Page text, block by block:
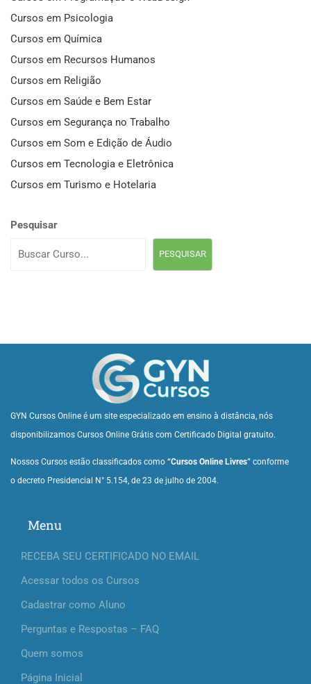
Cursos em Psicologia
Cursos em Química
Cursos em Recursos Humanos
Cursos em Religião
Cursos em Saúde e Bem Estar
Cursos em Segurança no Trabalho
Cursos em Som e Edição de Áudio
Cursos em Tecnologia e Eletrônica
Cursos em Turismo e Hotelaria
Pesquisar
PESQUISAR
GYN Cursos Online é um site especializado em ensino à distância, nós
disponibilizamos Cursos Online Grátis com Certificado Digital gratuito.
Nossos Cursos estão classificados como “Cursos Online Livres” conforme
o decreto Presidencial N° 5.154, de 23 de julho de 2004.
Menu
RECEBA SEU CERTIFICADO NO EMAIL
Acessar todos os Cursos
Cadastrar como Aluno
Perguntas e Respostas – FAQ
Quem somos
Página Inicial